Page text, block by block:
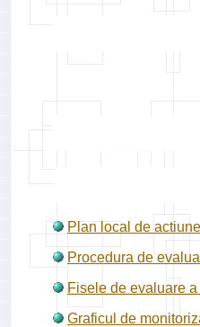
Plan local de
Procedura de
Fisele de evaluare
Graficul de